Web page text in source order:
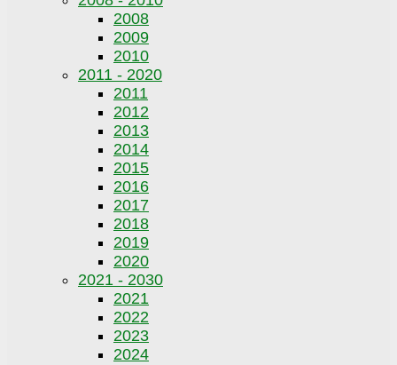
2008
2009
2010
2011 - 2020
2011
2012
2013
2014
2015
2016
2017
2018
2019
2020
2021 - 2030
2021
2022
2023
2024